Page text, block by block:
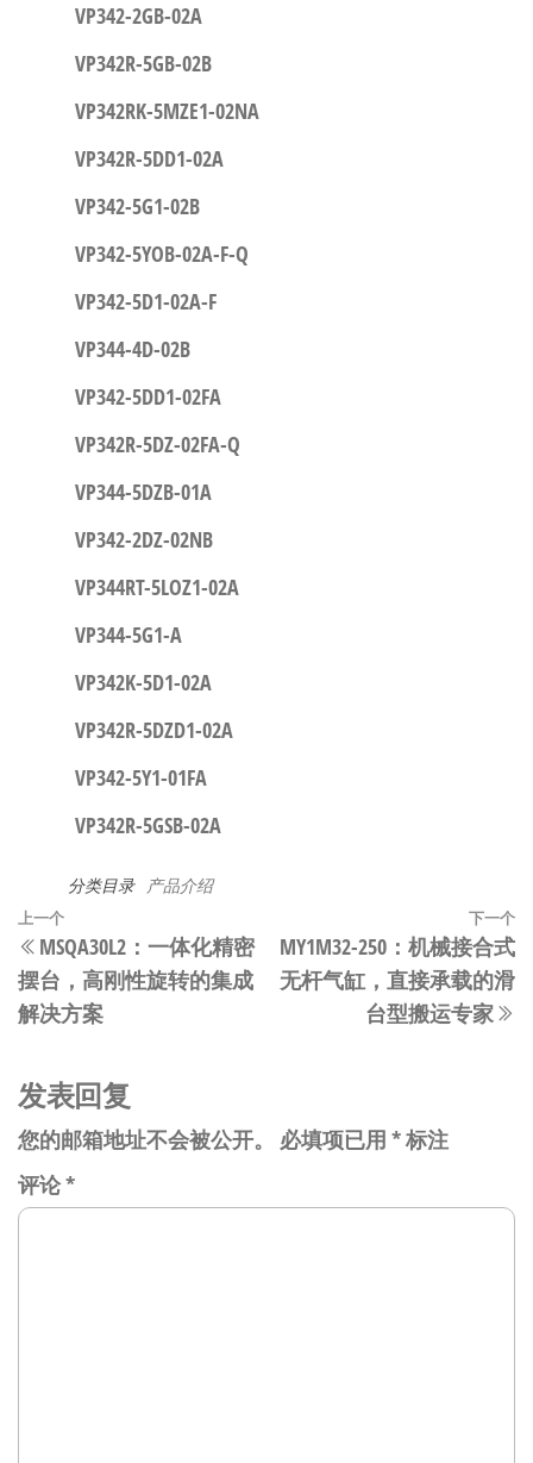
VP342-2GB-02A
VP342R-5GB-02B
VP342RK-5MZE1-02NA
VP342R-5DD1-02A
VP342-5G1-02B
VP342-5YOB-02A-F-Q
VP342-5D1-02A-F
VP344-4D-02B
VP342-5DD1-02FA
VP342R-5DZ-02FA-Q
VP344-5DZB-01A
VP342-2DZ-02NB
VP344RT-5LOZ1-02A
VP344-5G1-A
VP342K-5D1-02A
VP342R-5DZD1-02A
VP342-5Y1-01FA
VP342R-5GSB-02A
分类目录 产品介绍
文
章
导
上
一
篇
文
上一个
MSQA30L2：一体化精密
摆台，高刚性旋转的集成
解决方案
下一个
MY1M32-250：机械接合式
无杆气缸，直接承载的滑
台型搬运专家
发表回复
您的邮箱地址不会被公开。 必填项已用 *标注
评论*